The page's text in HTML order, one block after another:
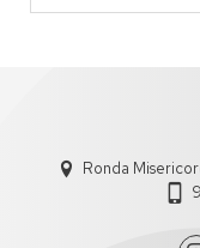
Ronda